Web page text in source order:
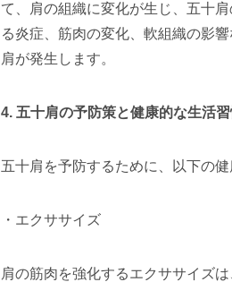
て、肩の組織に変化が生じ、五十
る炎症、筋肉の変化、軟組織の影
肩が発生します。
4. 五十肩の予防策と健康的な生活
五十肩を予防するために、以下の
・エクササイズ
肩の筋肉を強化するエクササイズ